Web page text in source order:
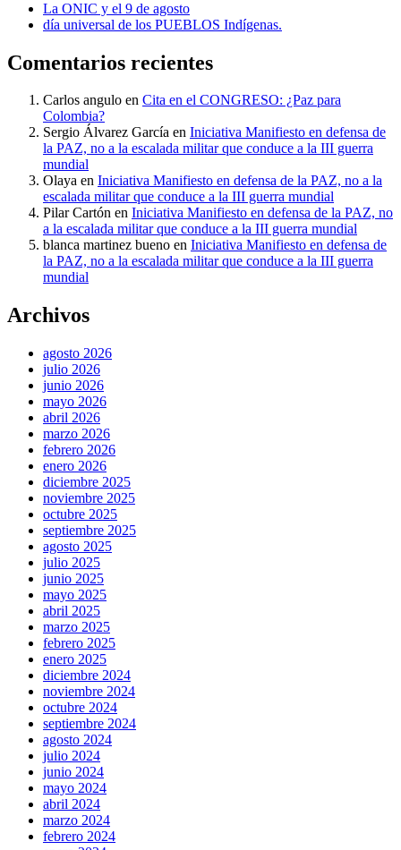
La ONIC y el 9 de agosto
día universal de los PUEBLOS Indígenas.
Comentarios recientes
Carlos angulo en Cita en el CONGRESO: ¿Paz para
Colombia?
Sergio Álvarez García en Iniciativa Manifiesto en defensa de
la PAZ, no a la escalada militar que conduce a la III guerra
mundial
Olaya en Iniciativa Manifiesto en defensa de la PAZ, no a la
escalada militar que conduce a la III guerra mundial
Pilar Cartón en Iniciativa Manifiesto en defensa de la PAZ, no
a la escalada militar que conduce a la III guerra mundial
blanca martinez bueno en Iniciativa Manifiesto en defensa de
la PAZ, no a la escalada militar que conduce a la III guerra
mundial
Archivos
agosto 2026
julio 2026
junio 2026
mayo 2026
abril 2026
marzo 2026
febrero 2026
enero 2026
diciembre 2025
noviembre 2025
octubre 2025
septiembre 2025
agosto 2025
julio 2025
junio 2025
mayo 2025
abril 2025
marzo 2025
febrero 2025
enero 2025
diciembre 2024
noviembre 2024
octubre 2024
septiembre 2024
agosto 2024
julio 2024
junio 2024
mayo 2024
abril 2024
marzo 2024
febrero 2024